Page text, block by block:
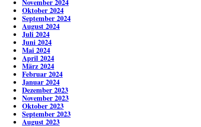
November 2024
Oktober 2024
September 2024
August 2024
Juli 2024
Juni 2024
Mai 2024
April 2024
März 2024
Februar 2024
Januar 2024
Dezember 2023
November 2023
Oktober 2023
September 2023
August 2023